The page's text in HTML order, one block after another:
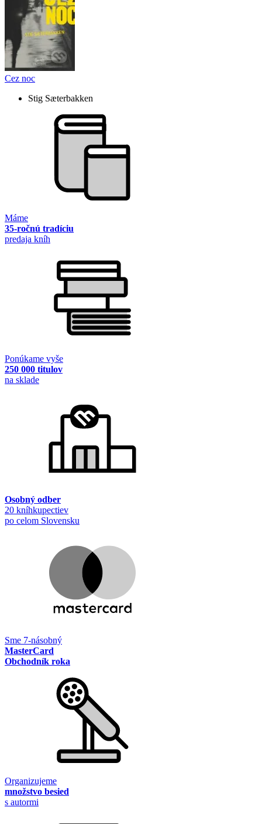
Cez noc
Stig Sæterbakken
Máme
35-ročnú tradíciu
predaja kníh
Ponúkame vyše
250 000 titulov
na sklade
Osobný odber
20 kníhkupectiev
po celom Slovensku
Sme 7-násobný
MasterCard
Obchodník roka
Organizujeme
množstvo besied
s autormi